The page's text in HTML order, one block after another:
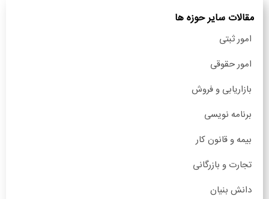
مقالات سایر حوزه ها
امور ثبتی
امور حقوقی
بازاریابی و فروش
برنامه نویسی
بیمه و قانون کار
تجارت و بازرگانی
دانش بنیان